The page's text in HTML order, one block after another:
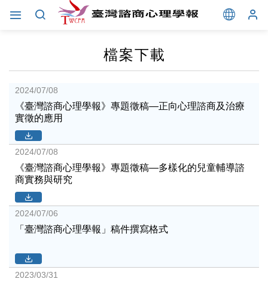
檔案下載
2024/07/08
《臺灣諮商心理學報》專題徵稿—正向心理諮商及治療
實徵的應用
2024/07/08
《臺灣諮商心理學報》專題徵稿—多樣化的兒童輔導諮
商實務與研究
2024/07/06
「臺灣諮商心理學報」稿件撰寫格式
2023/03/31